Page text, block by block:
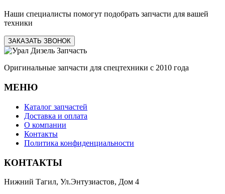
Наши специалисты помогут подобрать запчасти для вашей
техники
ЗАКАЗАТЬ ЗВОНОК
Оригинальные запчасти для спецтехники с 2010 года
МЕНЮ
Каталог запчастей
Доставка и оплата
О компании
Контакты
Политика конфиденциальности
КОНТАКТЫ
Нижний Тагил, Ул.Энтузиастов, Дом 4